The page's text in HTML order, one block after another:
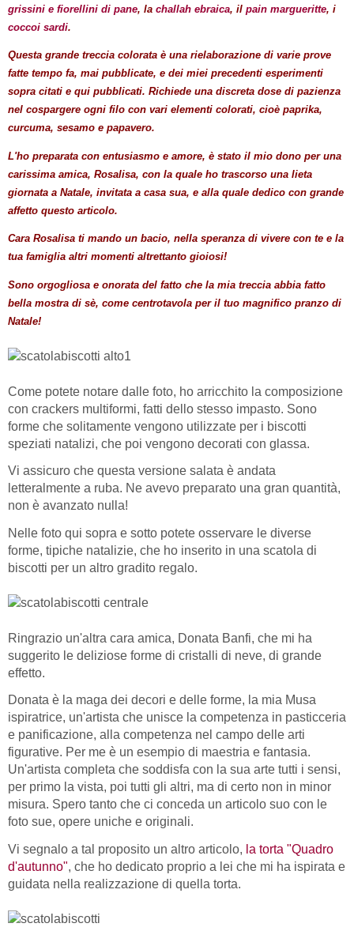
grissini e fiorellini di pane, la challah ebraica, il pain margueritte, i
coccoi sardi.
Questa grande treccia colorata è una rielaborazione di varie prove
fatte tempo fa, mai pubblicate, e dei miei precedenti esperimenti
sopra citati e qui pubblicati. Richiede una discreta dose di pazienza
nel cospargere ogni filo con vari elementi colorati, cioè paprika,
curcuma, sesamo e papavero.
L'ho preparata con entusiasmo e amore, è stato il mio dono per una
carissima amica, Rosalisa, con la quale ho trascorso una lieta
giornata a Natale, invitata a casa sua, e alla quale dedico con grande
affetto questo articolo.
Cara Rosalisa ti mando un bacio, nella speranza di vivere con te e la
tua famiglia altri momenti altrettanto gioiosi!
Sono orgogliosa e onorata del fatto che la mia treccia abbia fatto
bella mostra di sè, come centrotavola per il tuo magnifico pranzo di
Natale!
Come potete notare dalle foto, ho arricchito la composizione
con crackers multiformi, fatti dello stesso impasto. Sono
forme che solitamente vengono utilizzate per i biscotti
speziati natalizi, che poi vengono decorati con glassa.
Vi assicuro che questa versione salata è andata
letteralmente a ruba. Ne avevo preparato una gran quantità,
non è avanzato nulla!
Nelle foto qui sopra e sotto potete osservare le diverse
forme, tipiche natalizie, che ho inserito in una scatola di
biscotti per un altro gradito regalo.
Ringrazio un'altra cara amica, Donata Banfi, che mi ha
suggerito le deliziose forme di cristalli di neve, di grande
effetto.
Donata è la maga dei decori e delle forme, la mia Musa
ispiratrice, un'artista che unisce la competenza in pasticceria
e panificazione, alla competenza nel campo delle arti
figurative. Per me è un esempio di maestria e fantasia.
Un'artista completa che soddisfa con la sua arte tutti i sensi,
per primo la vista, poi tutti gli altri, ma di certo non in minor
misura. Spero tanto che ci conceda un articolo suo con le
foto sue, opere uniche e originali.
Vi segnalo a tal proposito un altro articolo, la torta "Quadro
d'autunno", che ho dedicato proprio a lei che mi ha ispirata e
guidata nella realizzazione di quella torta.